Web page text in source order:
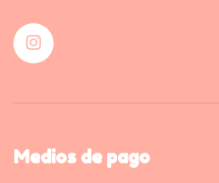
Medios de pago